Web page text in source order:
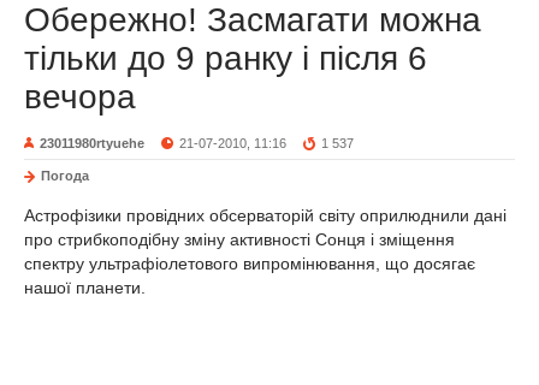
Обережно! Засмагати можна
тільки до 9 ранку і після 6
вечора
23011980rtyuehe 21-07-2010, 11:16 1 537
Погода
Астрофізики провідних обсерваторій світу оприлюднили дані
про стрибкоподібну зміну активності Сонця і зміщення
спектру ультрафіолетового випромінювання, що досягає
нашої планети.